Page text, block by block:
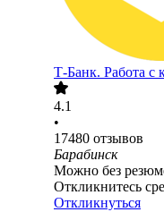
Т-Банк. Работа с
4.1
•
17480 отзывов
Барабинск
Можно без
Откликнитесь
Откликнуться